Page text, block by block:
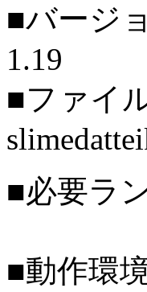
■バージ
1.19
■ファイ
■必要ラ
■動作環